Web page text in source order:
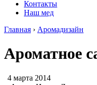
Контакты
Наш мед
Главная › Аромадизайн
Ароматное
4 марта 2014